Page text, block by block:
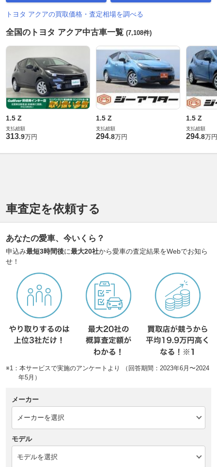
トヨタ アクアの買取価格・査定相場を調べる
全国のトヨタ アクア中古車一覧 (7,108件)
1.5 Z
支払総額
313.9万円
1.5 Z
支払総額
294.8万円
1.5 Z
支払総額
294.8万円
車査定を依頼する
あなたの愛車、今いくら？
申込み最短3時間後に最大20社から愛車の査定結果をWebでお知ら
せ！
※1：本サービスで実施のアンケートより （回答期間：2023年6月〜2024
年5月）
メーカー
モデル